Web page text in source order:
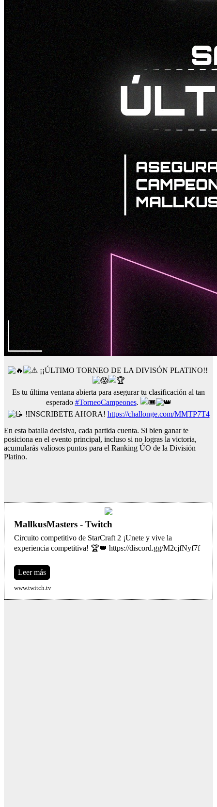
¡¡ÚLTIMO TORNEO DE LA DIVISÓN PLATINO!!
Es tu última ventana abierta para asegurar tu clasificación al tan
esperado #TorneoCampeones.
!INSCRIBETE AHORA! https://challonge.com/MMTP7T4
En esta batalla decisiva, cada partida cuenta. Si bien ganar te
posiciona en el evento principal, incluso si no logras la victoria,
acumularás valiosos puntos para el Ranking ÚO de la División
Platino.
MallkusMasters - Twitch
Circuito competitivo de StarCraft 2 ¡Unete y vive la
experiencia competitiva! 🏆👑 https://discord.gg/M2cjfNyf7f
Leer más
www.twitch.tv